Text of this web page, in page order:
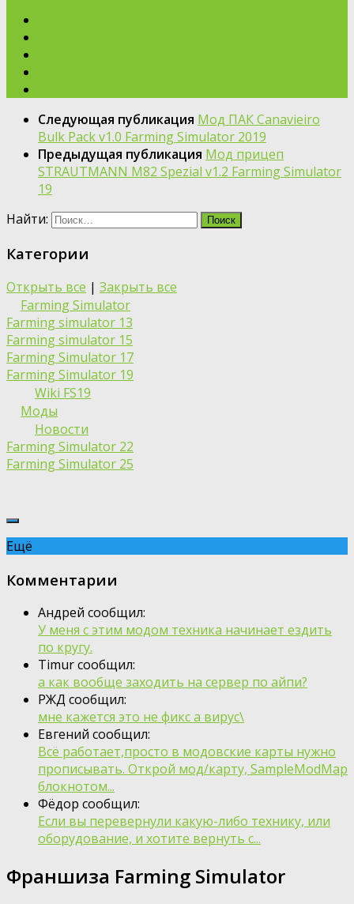
Следующая публикация Moд ПАК Canavieiro
Bulk Pack v1.0 Farming Simulator 2019
Предыдущая публикация Moд прицеп
STRAUTMANN M82 Spezial v1.2 Farming Simulator
19
Найти:
Категории
Открыть все | Закрыть все
Farming Simulator
Farming simulator 13
Farming simulator 15
Farming Simulator 17
Farming Simulator 19
Wiki FS19
Моды
Новости
Farming Simulator 22
Farming Simulator 25
Ещё
Комментарии
Андрей сообщил:
У меня с этим модом техника начинает ездить
по кругу.
Timur сообщил:
а как вообще заходить на сервер по айпи?
РЖД сообщил:
мне кажется это не фикс а вирус\
Евгений сообщил:
Всё работает,просто в модовские карты нужно
прописывать. Открой мод/карту, SampleModMap
блокнотом...
Фёдор сообщил:
Если вы перевернули какую-либо технику, или
оборудование, и хотите вернуть с...
Франшиза Farming Simulator